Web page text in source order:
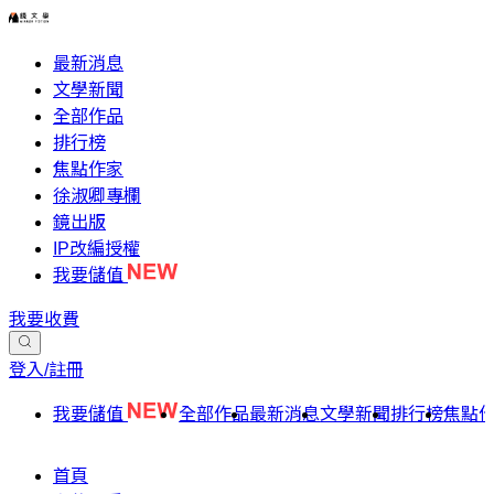
最新消息
文學新聞
全部作品
排行榜
焦點作家
徐淑卿專欄
鏡出版
IP改編授權
我要儲值
我要收費
登入/註冊
我要儲值 全部作品最新消息文學新聞排行榜焦點
首頁